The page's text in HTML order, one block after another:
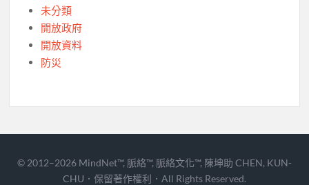
未分類
開放政府
開放資料
防災
© 2012–2026 MindNet™, 脈絡™, 脈絡文化™, 陳坤助 CHEN, KUN-
CHU．保留著作權利．All Rights Reserved.